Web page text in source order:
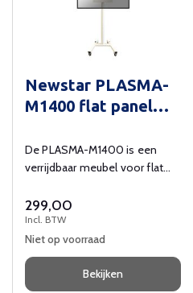
Newstar PLASMA-
M1400 flat panel
De PLASMA-M1400 is een
verrijdbaar meubel voor flat
299,00
Incl. BTW
Niet op voorraad
Bekijken